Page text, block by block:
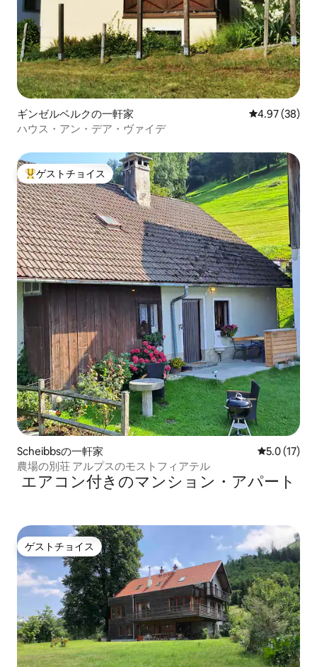
ギンゼルベルクの一軒家 レビュー38
4.97 (38)
ハウス・アン・デア・ヴァイデ
大好評のゲストチョイスです。
ゲストチョイス
Scheibbsの一軒家 レビュー17
5.0 (17)
農場の別荘 アルプスのモストフィアテル
エアコン付きのマンション・アパート
ゲストチョイス
ゲストチョイス